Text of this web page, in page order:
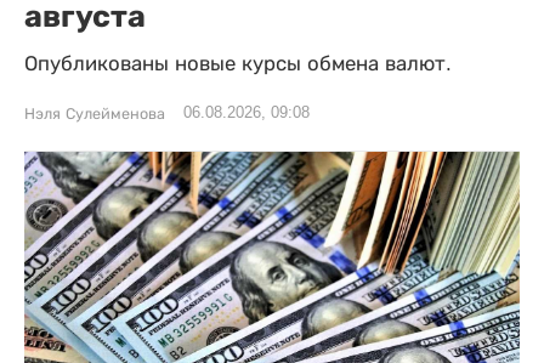
августа
Опубликованы новые курсы обмена валют.
Нэля Сулейменова 06.08.2026, 09:08